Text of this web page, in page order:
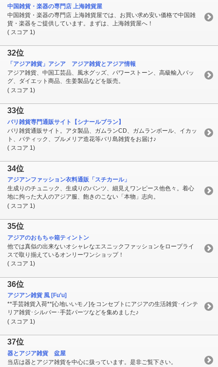
中国雑貨・楽器の専門店 上海雑貨屋
中国雑貨・楽器の専門店 上海雑貨屋では、お買い求め安い価格で中国雑
貨・楽器をご提供しています。まずは、上海雑貨屋へ！
( スコア 1)
32位
「アジア雑貨」アシア アジア雑貨とアジア情報
アジア雑貨、中国工芸品、風水グッズ、パワーストーン、高級輸入バッ
グ、ダイエット商品、生姜製品などを販売。
( スコア 1)
33位
バリ雑貨専門通販サイト【シナールブラン】
バリ雑貨通販サイト。アタ製品、ガムランCD、ガムランボール、イカッ
ト、バティック、プルメリア造花等バリ島雑貨をお届け♪
( スコア 1)
34位
アジアンファッション衣料通販「スチカール」
生成りのチュニック、生成りのパンツ、細見えワンピース他色々。着心
地に拘った大人のアジア服、飽きのこない「本物」志向。
( スコア 1)
35位
アジアのおもちゃ箱ティントン
他では真似の出来ないオシャレなエスニックファッションをロープライ
スで取り揃えているオンリーワンショップ！
( スコア 1)
36位
アジアン雑貨 風 [Fu’u]
**手芸雑貨入荷**[心地いいモノ]をコンセプトにアジアの生活雑貨･インテ
リア雑貨･シルバー･手芸パーツなどを集めました♪
( スコア 1)
37位
器とアジア雑貨 盆屋
当店は器とアジア雑貨を中心に扱っています。是非ご覧下さい。